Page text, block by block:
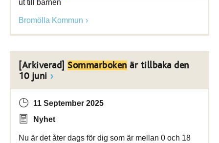
ut till barnen
Bromölla Kommun
[Arkiverad] Sommarboken är tillbaka den
10 juni
11 September 2025
Nyhet
Nu är det åter dags för dig som är mellan 0 och 18